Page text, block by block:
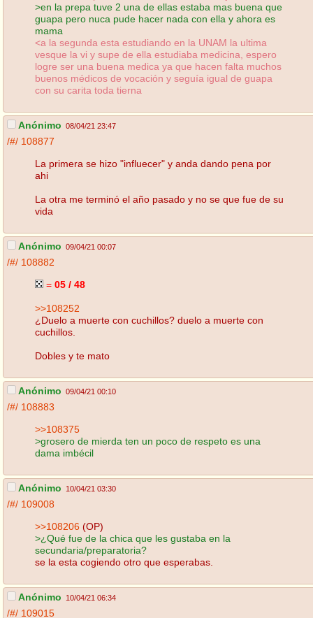
>en la prepa tuve 2 una de ellas estaba mas buena que
guapa pero nuca pude hacer nada con ella y ahora es
mama
<a la segunda esta estudiando en la UNAM la ultima
vesque la vi y supe de ella estudiaba medicina, espero
logre ser una buena medica ya que hacen falta muchos
buenos médicos de vocación y seguía igual de guapa
con su carita toda tierna
Anónimo 08/04/21 23:47
/#/ 108877
La primera se hizo "influecer" y anda dando pena por
ahi
La otra me terminó el año pasado y no se que fue de su
vida
Anónimo 09/04/21 00:07
/#/ 108882
= 05 / 48
>>108252
¿Duelo a muerte con cuchillos? duelo a muerte con
cuchillos.
Dobles y te mato
Anónimo 09/04/21 00:10
/#/ 108883
>>108375
>grosero de mierda ten un poco de respeto es una
dama imbécil
Anónimo 10/04/21 03:30
/#/ 109008
>>108206 (OP)
>¿Qué fue de la chica que les gustaba en la
secundaria/preparatoria?
se la esta cogiendo otro que esperabas.
Anónimo 10/04/21 06:34
/#/ 109015